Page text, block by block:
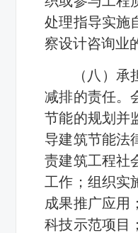
处理指导实施
察设计咨询业
（八）
减排的责任。
节能的规划并
导建筑节能法
责建筑工程社
工作；组织实
成果推广应用
科技示范项目